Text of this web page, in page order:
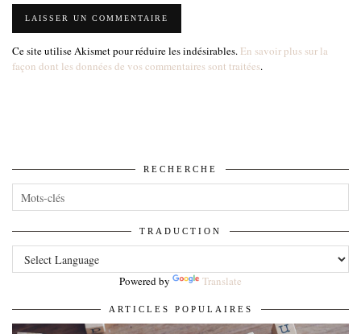
Ce site utilise Akismet pour réduire les indésirables. En savoir plus sur la
façon dont les données de vos commentaires sont traitées.
RECHERCHE
TRADUCTION
Powered by Translate
ARTICLES POPULAIRES